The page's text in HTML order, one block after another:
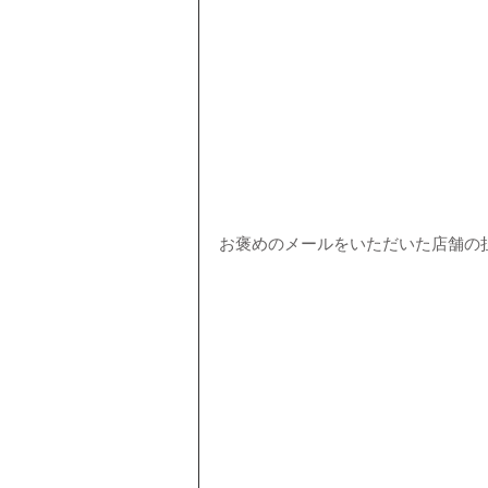
お褒めのメールをいただいた店舗